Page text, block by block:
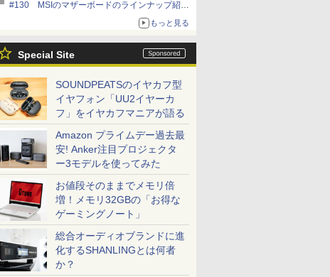
#130 MSIのマザーボードのラインナップ紹介
もっと見る
Special Site
SOUNDPEATSのイヤカフ型
イヤフォン「UU2イヤーカ
フ」をイヤカフマニアが語る
Amazon プライムデー過去最
安! Anker注目プロジェクタ
ー3モデルを使ってみた
お値段そのままでメモリ倍
増！メモリ32GBの「お得な
ゲーミングノート」
総合オーディオブランドに進
化するSHANLINGとは何者
か？